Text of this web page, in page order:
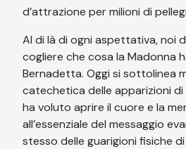
d’attrazione per milioni di
Al di là di ogni aspettativa, noi
cogliere che cosa la Madonna
Bernadetta. Oggi si sottolinea
catechetica delle apparizioni di
ha voluto aprire il cuore e la
all’essenziale del messaggio
stesso delle guarigioni fisiche